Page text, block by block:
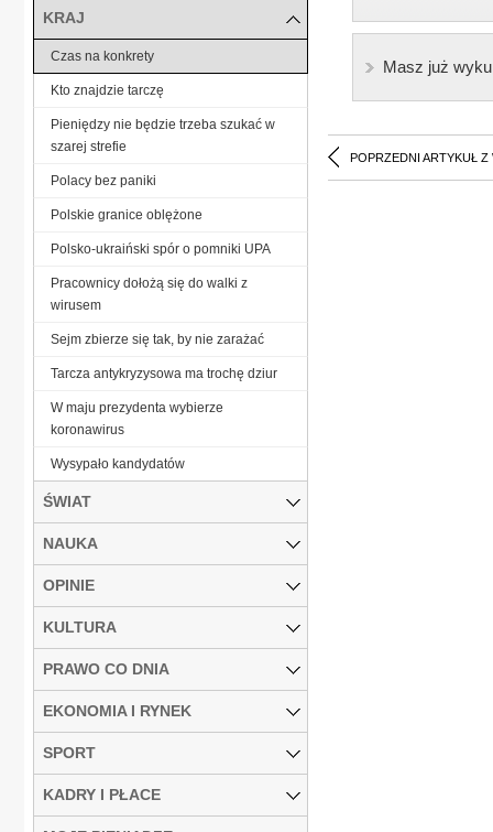
Masz już
POPRZEDNI ARTYKUŁ Z
KRAJ
Czas na konkrety
Kto znajdzie tarczę
Pieniędzy nie będzie trzeba szukać w
szarej strefie
Polacy bez paniki
Polskie granice oblężone
Polsko-ukraiński spór o pomniki UPA
Pracownicy dołożą się do walki z
wirusem
Sejm zbierze się tak, by nie zarażać
Tarcza antykryzysowa ma trochę dziur
W maju prezydenta wybierze
koronawirus
Wysypało kandydatów
ŚWIAT
NAUKA
OPINIE
KULTURA
PRAWO CO DNIA
EKONOMIA I RYNEK
SPORT
KADRY I PŁACE